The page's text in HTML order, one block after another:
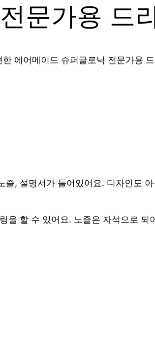
문가용 드
에어메이드 슈퍼글로닉 전문가용
, 설명서가 들어있어요. 디자인도
을 할 수 있어요. 노즐은 자석으로